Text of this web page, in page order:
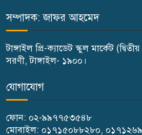
করছে
টুকু
টাঙ্গাইলে
সম্পাদক: জাফর আহমেদ
টাঙ্গাইল প্রি-ক্যাডেট স্কুল মার্কেট
সরণী, টাঙ্গাইল- ১৯০০।
যোগাযোগ
ফোন: ০২-৯৯৭৭৫৩৫৪৮
মোবাইল: ০১৭১৫০৮৮২৮০,